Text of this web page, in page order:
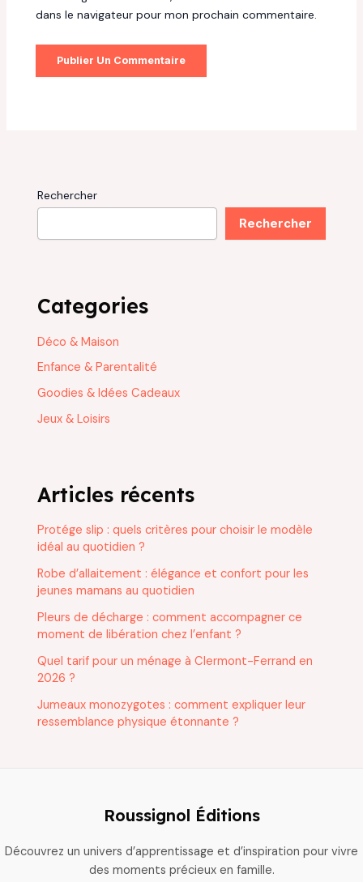
dans le navigateur pour mon prochain commentaire.
Rechercher
Rechercher
Categories
Déco & Maison
Enfance & Parentalité
Goodies & Idées Cadeaux
Jeux & Loisirs
Articles récents
Protége slip : quels critères pour choisir le modèle
idéal au quotidien ?
Robe d’allaitement : élégance et confort pour les
jeunes mamans au quotidien
Pleurs de décharge : comment accompagner ce
moment de libération chez l’enfant ?
Quel tarif pour un ménage à Clermont-Ferrand en
2026 ?
Jumeaux monozygotes : comment expliquer leur
ressemblance physique étonnante ?
Roussignol Éditions
Découvrez un univers d’apprentissage et d’inspiration pour vivre
des moments précieux en famille.